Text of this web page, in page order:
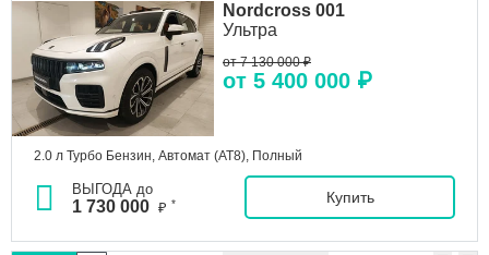
Nordcross 001
Ультра
от 7 130 000 ₽
от 5 400 000 ₽
2.0 л Турбо Бензин, Автомат (AT8), Полный
ВЫГОДА до
1 730 000 ₽ * Купить